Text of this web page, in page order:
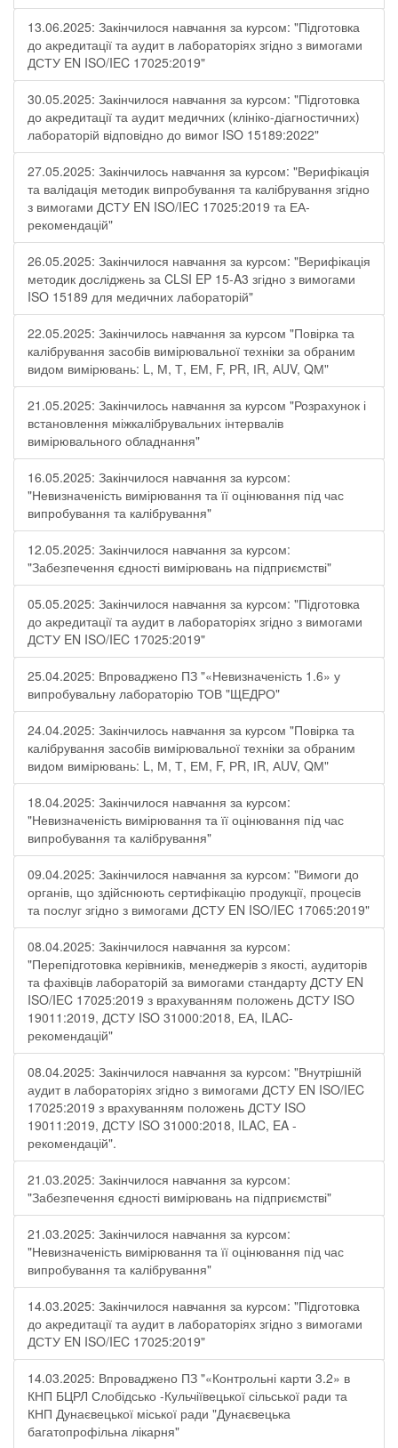
13.06.2025: Закінчилося навчання за курсом: "Підготовка
до акредитації та аудит в лабораторіях згідно з вимогами
ДСТУ EN ISO/IEC 17025:2019"
30.05.2025: Закінчилося навчання за курсом: "Підготовка
до акредитації та аудит медичних (клініко-діагностичних)
лабораторій відповідно до вимог ISO 15189:2022"
27.05.2025: Закінчилось навчання за курсом: "Верифікація
та валідація методик випробування та калібрування згідно
з вимогами ДСТУ EN ISO/IEC 17025:2019 та ЕА-
рекомендацій"
26.05.2025: Закінчилося навчання за курсом: "Верифікація
методик досліджень за CLSI EP 15-A3 згідно з вимогами
ISO 15189 для медичних лабораторій"
22.05.2025: Закінчилось навчання за курсом "Повірка та
калібрування засобів вимірювальної техніки за обраним
видом вимірювань: L, М, Т, ЕМ, F, РR, ІR, АUV, QМ"
21.05.2025: Закінчилось навчання за курсом "Розрахунок і
встановлення міжкалібрувальних інтервалів
вимірювального обладнання"
16.05.2025: Закінчилося навчання за курсом:
"Невизначеність вимірювання та її оцінювання під час
випробування та калібрування"
12.05.2025: Закінчилося навчання за курсом:
"Забезпечення єдності вимірювань на підприємстві"
05.05.2025: Закінчилося навчання за курсом: "Підготовка
до акредитації та аудит в лабораторіях згідно з вимогами
ДСТУ EN ISO/IEC 17025:2019"
25.04.2025: Впроваджено ПЗ "«Невизначеність 1.6» у
випробувальну лабораторію ТОВ "ЩЕДРО"
24.04.2025: Закінчилось навчання за курсом "Повірка та
калібрування засобів вимірювальної техніки за обраним
видом вимірювань: L, М, Т, ЕМ, F, РR, ІR, АUV, QМ"
18.04.2025: Закінчилося навчання за курсом:
"Невизначеність вимірювання та її оцінювання під час
випробування та калібрування"
09.04.2025: Закінчилося навчання за курсом: "Вимоги до
органів, що здійснюють сертифікацію продукції, процесів
та послуг згідно з вимогами ДСТУ EN ISO/IEC 17065:2019"
08.04.2025: Закінчилося навчання за курсом:
"Перепідготовка керівників, менеджерів з якості, аудиторів
та фахівців лабораторій за вимогами стандарту ДСТУ EN
ISO/IEC 17025:2019 з врахуванням положень ДСТУ ISO
19011:2019, ДСТУ ISO 31000:2018, ЕА, ILAC-
рекомендацій"
08.04.2025: Закінчилося навчання за курсом: "Внутрішній
аудит в лабораторіях згідно з вимогами ДСТУ EN ISO/IEC
17025:2019 з врахуванням положень ДСТУ ISO
19011:2019, ДСТУ ISO 31000:2018, ILAC, EA -
рекомендацій".
21.03.2025: Закінчилося навчання за курсом:
"Забезпечення єдності вимірювань на підприємстві"
21.03.2025: Закінчилося навчання за курсом:
"Невизначеність вимірювання та її оцінювання під час
випробування та калібрування"
14.03.2025: Закінчилося навчання за курсом: "Підготовка
до акредитації та аудит в лабораторіях згідно з вимогами
ДСТУ EN ISO/IEC 17025:2019"
14.03.2025: Впроваджено ПЗ "«Контрольні карти 3.2» в
КНП БЦРЛ Слобідсько -Кульчіївецької сільської ради та
КНП Дунаєвецької міської ради "Дунаєвецька
багатопрофільна лікарня"